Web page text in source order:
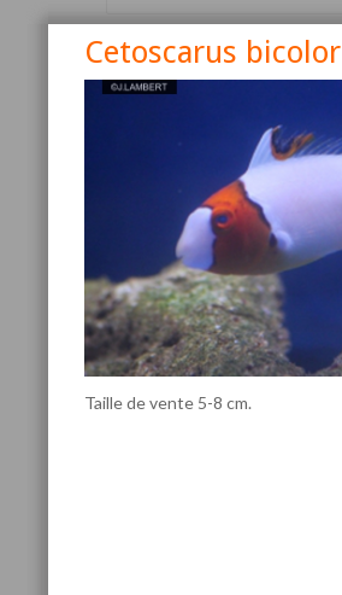
Canthigaster valentini
Détails
Cetoscarus bicolor
Taille de vente 5-8 cm.